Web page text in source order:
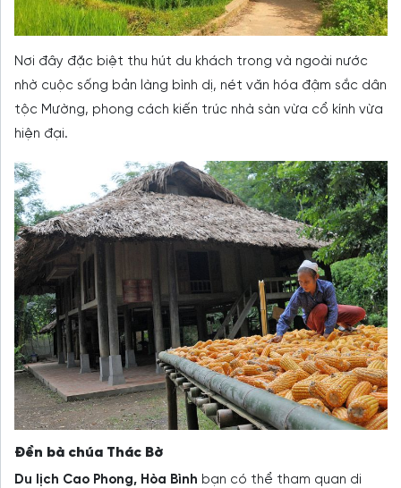
Nơi đây đặc biệt thu hút du khách trong và ngoài nước
nhờ cuộc sống bản làng bình dị, nét văn hóa đậm sắc dân
tộc Mường, phong cách kiến trúc nhà sàn vừa cổ kính vừa
hiện đại.
Đền bà chúa Thác Bờ
Du lịch Cao Phong, Hòa Bình bạn có thể tham quan di